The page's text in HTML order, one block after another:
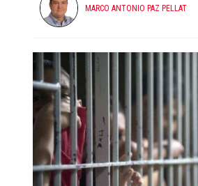
MARCO ANTONIO PAZ PELLAT